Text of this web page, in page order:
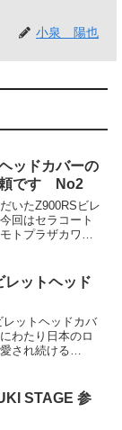
小泉 陽也
ッドカバーの
頼です No2
いたZ900RSビレ
回はセラコート
トプラザカワサ
だきました。
ットヘッド
ットヘッドカバ
わたり日本のロ
され続ける
様”そのもので
STAGE 参